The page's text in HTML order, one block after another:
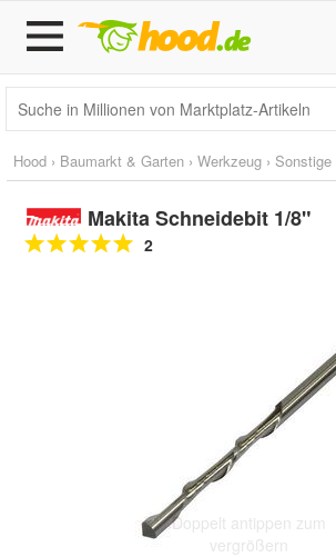
Hood › Baumarkt & Garten › Werkzeug › Sonstige
Makita Schneidebit 1/8"
2
Doppelt antippen zum
vergrößern